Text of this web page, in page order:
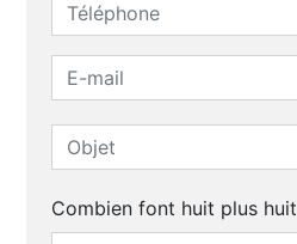
Combien font huit plus huit